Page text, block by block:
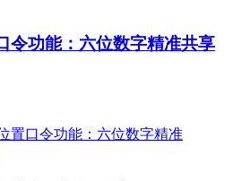
令功能：六位数字精准共享